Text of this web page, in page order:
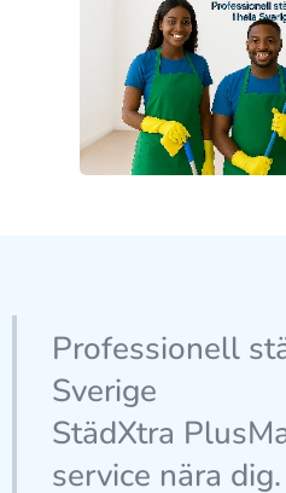
Professionell
Sverige
StädXtra
service nära dig.